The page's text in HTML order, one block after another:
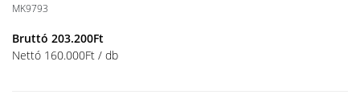
MK9793
Bruttó 203.200Ft
Nettó 160.000Ft / db